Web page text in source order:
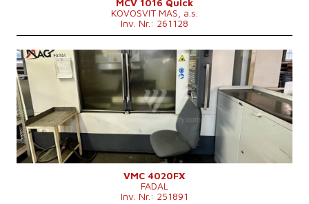
bar
ISO 40 .
Werkzeugmagazin
ja
Positionenanzahl im Werkzeugwechsler24
Maschinengewicht
5500 kg
MCV 1016 Quick
KOVOSVIT MAS, a.s.
Inv. Nr.: 261128
Baujahr:
2007
Kontrollsystem
Steuerung Fanuc
0i - MC
Aufspanntischfläche
1220x508 mm
X Weg
1016 mm
Y Weg
508 mm
Z Weg
508 mm
Spindeldrehzahl
0 - 10000 /min.
Anzahl der Achsen
3
nein
40 .
11,2/16,5 kW
VMC 4020FX
FADAL
Inv. Nr.: 251891